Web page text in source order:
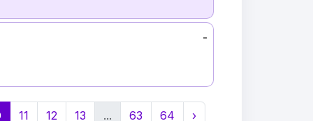
-
11 12 13 ... 63 64 ›